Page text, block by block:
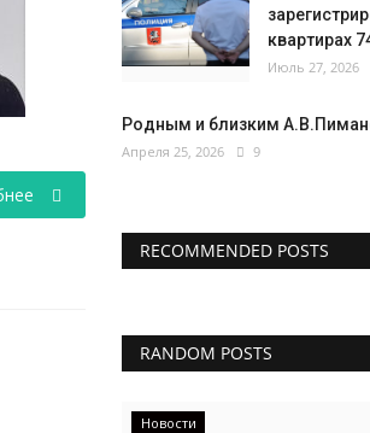
квартирах
Июль 27, 2026
Родным и близким
Апреля 25, 2026 9
RECOMMENDED POSTS
RANDOM POSTS
Новости